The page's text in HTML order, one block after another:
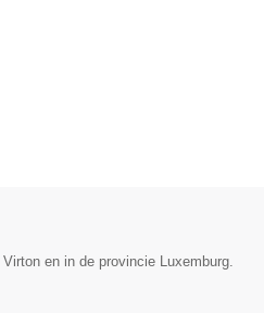
en in de provincie Luxemburg.